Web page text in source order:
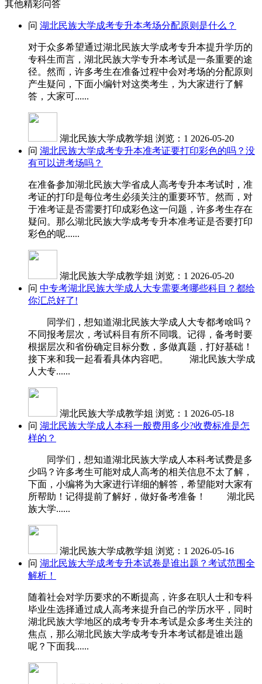
其他精彩问答
问 湖北民族大学成考专升本考场分配原则是什么？
对于众多希望通过湖北民族大学成考专升本提升学历的
专科生而言，湖北民族大学专升本考试是一条重要的途
径。然而，许多考生在准备过程中会对考场的分配原则
产生疑问，下面小编针对这类考生，为大家进行了解
答，大家可......
湖北民族大学成教学姐 浏览：1 2026-05-20
问 湖北民族大学成考专升本准考证要打印彩色的吗？没
有可以进考场吗？
在准备参加湖北民族大学省成人高考专升本考试时，准
考证的打印是每位考生必须关注的重要环节。然而，对
于准考证是否需要打印成彩色这一问题，许多考生存在
疑问。那么湖北民族大学成考专升本准考证是否要打印
彩色的呢......
湖北民族大学成教学姐 浏览：1 2026-05-20
问 中专考湖北民族大学成人大专需要考哪些科目？都给
你汇总好了!
同学们，想知道湖北民族大学成人大专都考啥吗？
不同报考层次，考试科目有所不同哦。记得，备考时要
根据层次和省份确定目标分数，多做真题，打好基础！
接下来和我一起看看具体内容吧。 湖北民族大学成
人大专......
湖北民族大学成教学姐 浏览：1 2026-05-18
问 湖北民族大学成人本科一般费用多少?收费标准是怎
样的？
同学们，想知道湖北民族大学成人本科考试费是多
少吗？许多考生可能对成人高考的相关信息不太了解，
下面，小编将为大家进行详细的解答，希望能对大家有
所帮助！记得提前了解好，做好备考准备！ 湖北民
族大学......
湖北民族大学成教学姐 浏览：1 2026-05-16
问 湖北民族大学成考专升本试卷是谁出题？考试范围全
解析！
随着社会对学历要求的不断提高，许多在职人士和专科
毕业生选择通过成人高考来提升自己的学历水平，同时
湖北民族大学地区的成考专升本考试是众多考生关注的
焦点，那么湖北民族大学成考专升本考试都是谁出题
呢？下面我......